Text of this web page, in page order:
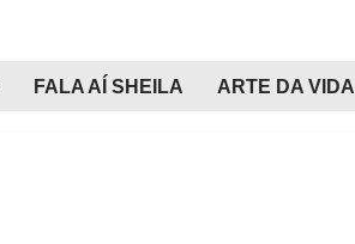
FALA AÍ SHEILA ARTE DA VIDA